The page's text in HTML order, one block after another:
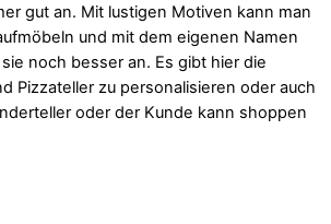
gut an. Mit lustigen Motiven kann man
und mit dem eigenen Namen
noch besser an. Es gibt hier die
Pizzateller zu personalisieren oder auch
oder der Kunde kann shoppen